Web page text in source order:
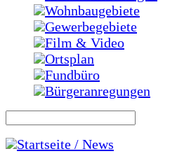
Wohnbaugebiete
Gewerbegebiete
Film & Video
Ortsplan
Fundbüro
Bürgeranregungen
Startseite / News